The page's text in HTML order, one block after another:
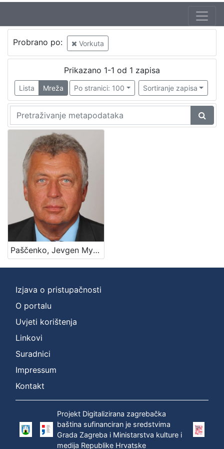
Probrano po: Vorkuta
Prikazano 1-1 od 1 zapisa
Lista Mreža Po stranici: 100 Sortiranje zapisa
Paščenko, Jevgen Mykolajovyč (9. 9. 1950. – 8. 5. 2021.)
Izjava o pristupačnosti
O portalu
Uvjeti korištenja
Linkovi
Suradnici
Impressum
Kontakt
Projekt Digitalizirana zagrebačka
baština sufinanciran je sredstvima
Grada Zagreba i Ministarstva kulture i
medija Republike Hrvatske